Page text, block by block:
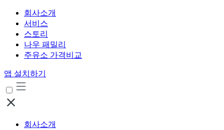
회사소개
서비스
스토리
나우 패밀리
주유소 가격비교
앱 설치하기
회사소개